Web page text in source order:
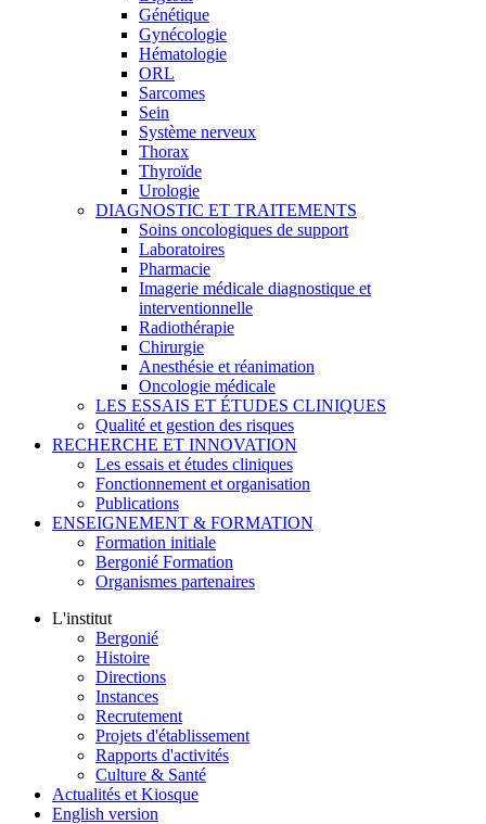
Génétique
Gynécologie
Hématologie
ORL
Sarcomes
Sein
Système nerveux
Thorax
Thyroïde
Urologie
DIAGNOSTIC ET TRAITEMENTS
Soins oncologiques de support
Laboratoires
Pharmacie
Imagerie médicale diagnostique et
interventionnelle
Radiothérapie
Chirurgie
Anesthésie et réanimation
Oncologie médicale
LES ESSAIS ET ÉTUDES CLINIQUES
Qualité et gestion des risques
RECHERCHE ET INNOVATION
Les essais et études cliniques
Fonctionnement et organisation
Publications
ENSEIGNEMENT & FORMATION
Formation initiale
Bergonié Formation
Organismes partenaires
L'institut
Bergonié
Histoire
Directions
Instances
Recrutement
Projets d'établissement
Rapports d'activités
Culture & Santé
Actualités et Kiosque
English version